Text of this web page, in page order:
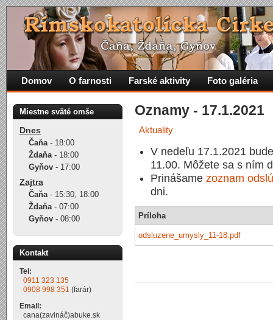
Oznamy - 17.1.2021
Aktuality
V nedeľu 17.1.2021
11.00. Môžete sa s ním
Prinášamezoznam
dni.
Príloha
odsluzene_umysly_11-18.pdf
Domov O farnosti Farské aktivity Foto galéria
Miestne sväté omše
Dnes
Čaňa- 18:00
Ždaňa- 18:00
Gyňov - 17:00
Zajtra
Čaňa- 15:30, 18:00
Ždaňa- 07:00
Gyňov - 08:00
Kontakt
Tel:
0911 323 135
0908 998 351 (farár)
Email:
cana(zavináč)abuke.sk